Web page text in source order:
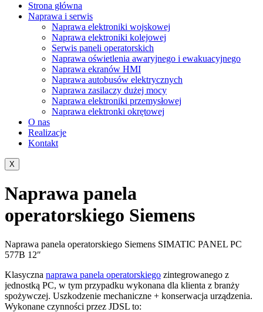
Strona główna
Naprawa i serwis
Naprawa elektroniki wojskowej
Naprawa elektroniki kolejowej
Serwis paneli operatorskich
Naprawa oświetlenia awaryjnego i ewakuacyjnego
Naprawa ekranów HMI
Naprawa autobusów elektrycznych
Naprawa zasilaczy dużej mocy
Naprawa elektroniki przemysłowej
Naprawa elektronki okrętowej
O nas
Realizacje
Kontakt
X
Naprawa panela
operatorskiego Siemens
Naprawa panela operatorskiego Siemens SIMATIC PANEL PC
577B 12″
Klasyczna naprawa panela operatorskiego zintegrowanego z
jednostką PC, w tym przypadku wykonana dla klienta z branży
spożywczej. Uszkodzenie mechaniczne + konserwacja urządzenia.
Wykonane czynności przez JDSL to: